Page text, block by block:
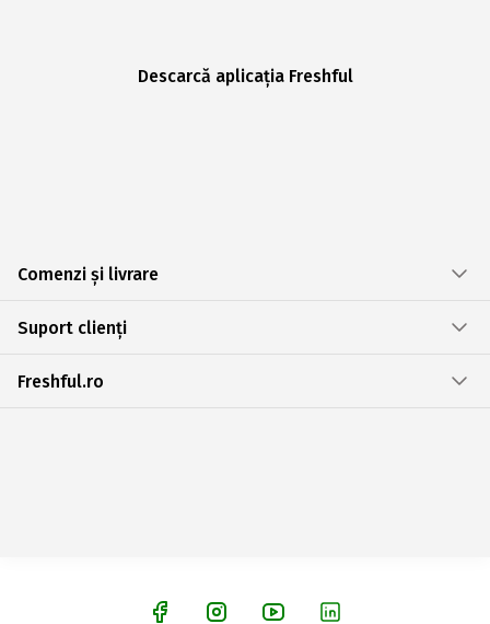
Descarcă aplicația Freshful
Comenzi și livrare
Suport clienți
Freshful.ro